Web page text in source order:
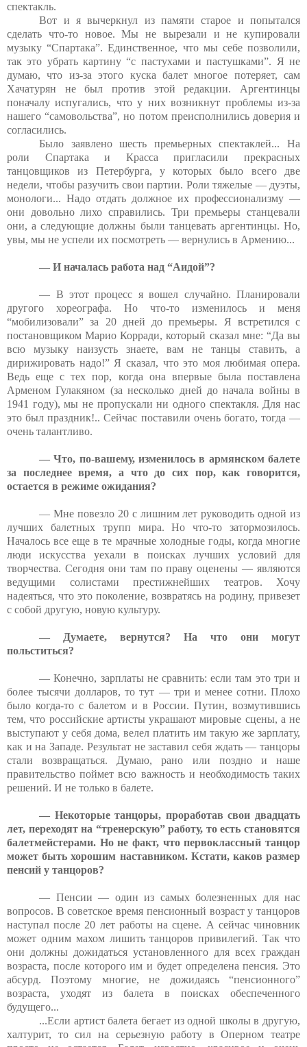
спектакль.
Вот и я вычеркнул из памяти старое и попытался
сделать что-то новое. Мы не вырезали и не купировали
музыку “Спартака”. Единственное, что мы себе позволили,
так это убрать картину “с пастухами и пастушками”. Я не
думаю, что из-за этого куска балет многое потеряет, сам
Хачатурян не был против этой редакции. Аргентинцы
поначалу испугались, что у них возникнут проблемы из-за
нашего “самовольства”, но потом преисполнились доверия и
согласились.
Было заявлено шесть премьерных спектаклей... На
роли Спартака и Красса пригласили прекрасных
танцовщиков из Петербурга, у которых было всего две
недели, чтобы разучить свои партии. Роли тяжелые — дуэты,
монологи... Надо отдать должное их профессионализму —
они довольно лихо справились. Три премьеры станцевали
они, а следующие должны были танцевать аргентинцы. Но,
увы, мы не успели их посмотреть — вернулись в Армению...
— И началась работа над “Аидой”?
— В этот процесс я вошел случайно. Планировали
другого хореографа. Но что-то изменилось и меня
“мобилизовали” за 20 дней до премьеры. Я встретился с
постановщиком Марио Корради, который сказал мне: “Да вы
всю музыку наизусть знаете, вам не танцы ставить, а
дирижировать надо!” Я сказал, что это моя любимая опера.
Ведь еще с тех пор, когда она впервые была поставлена
Арменом Гулакяном (за несколько дней до начала войны в
1941 году), мы не пропускали ни одного спектакля. Для нас
это был праздник!.. Сейчас поставили очень богато, тогда —
очень талантливо.
— Что, по-вашему, изменилось в армянском балете
за последнее время, а что до сих пор, как говорится,
остается в режиме ожидания?
— Мне повезло 20 с лишним лет руководить одной из
лучших балетных трупп мира. Но что-то затормозилось.
Началось все еще в те мрачные холодные годы, когда многие
люди искусства уехали в поисках лучших условий для
творчества. Сегодня они там по праву оценены — являются
ведущими солистами престижнейших театров. Хочу
надеяться, что это поколение, возвратясь на родину, привезет
с собой другую, новую культуру.
— Думаете, вернутся? На что они могут
польститься?
— Конечно, зарплаты не сравнить: если там это три и
более тысячи долларов, то тут — три и менее сотни. Плохо
было когда-то с балетом и в России. Путин, возмутившись
тем, что российские артисты украшают мировые сцены, а не
выступают у себя дома, велел платить им такую же зарплату,
как и на Западе. Результат не заставил себя ждать — танцоры
стали возвращаться. Думаю, рано или поздно и наше
правительство поймет всю важность и необходимость таких
решений. И не только в балете.
— Некоторые танцоры, проработав свои двадцать
лет, переходят на “тренерскую” работу, то есть становятся
балетмейстерами. Но не факт, что первоклассный танцор
может быть хорошим наставником. Кстати, каков размер
пенсий у танцоров?
— Пенсии — один из самых болезненных для нас
вопросов. В советское время пенсионный возраст у танцоров
наступал после 20 лет работы на сцене. А сейчас чиновник
может одним махом лишить танцоров привилегий. Так что
они должны дожидаться установленного для всех граждан
возраста, после которого им и будет определена пенсия. Это
абсурд. Поэтому многие, не дожидаясь “пенсионного”
возраста, уходят из балета в поисках обеспеченного
будущего...
...Если артист балета бегает из одной школы в другую,
халтурит, то сил на серьезную работу в Оперном театре